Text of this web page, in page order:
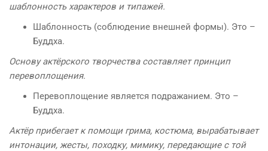
шаблонность характеров и типажей.
Шаблонность (соблюдение внешней формы). Это –
Буддха.
Основу актёрского творчества составляет принцип
перевоплощения.
Перевоплощение является подражанием. Это –
Буддха.
Актёр прибегает к помощи грима, костюма, вырабатывает
интонации, жесты, походку, мимику, передающие с той